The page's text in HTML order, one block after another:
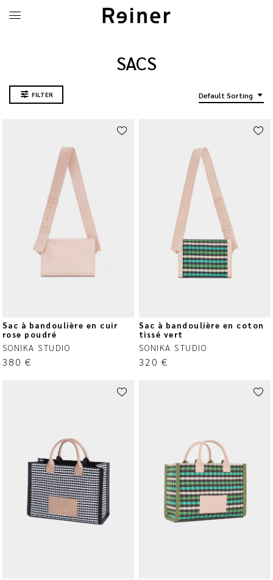
SACS
FILTER Default Sorting
Sac à bandoulière en cuir
rose poudré
SONIKA STUDIO
380 €
Sac à bandoulière en coton
tissé vert
SONIKA STUDIO
320 €